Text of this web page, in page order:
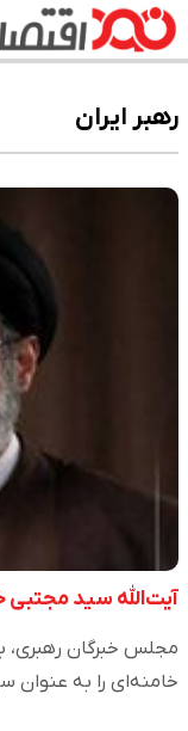
رهبر ایران
آیت‌الله سید مجتبی
مجلس خبرگان رهبری،
خامنه‌ای را به عنوان